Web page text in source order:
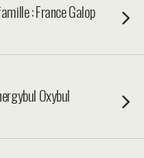
: France Galop
Oxybul